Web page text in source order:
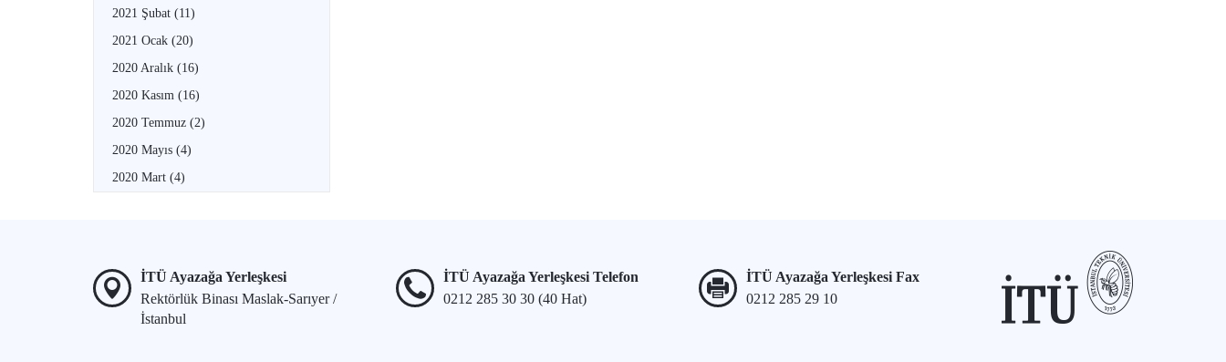
2021 Şubat (11)
2021 Ocak (20)
2020 Aralık (16)
2020 Kasım (16)
2020 Temmuz (2)
2020 Mayıs (4)
2020 Mart (4)
İTÜ Ayazağa Yerleşkesi
Rektörlük Binası Maslak-Sarıyer /
İstanbul
İTÜ Ayazağa Yerleşkesi Telefon
0212 285 30 30 (40 Hat)
İTÜ Ayazağa Yerleşkesi Fax
0212 285 29 10